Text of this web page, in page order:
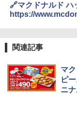
🔗マクドナルド ハ
https://
関連記事
マ
ピ
ニ